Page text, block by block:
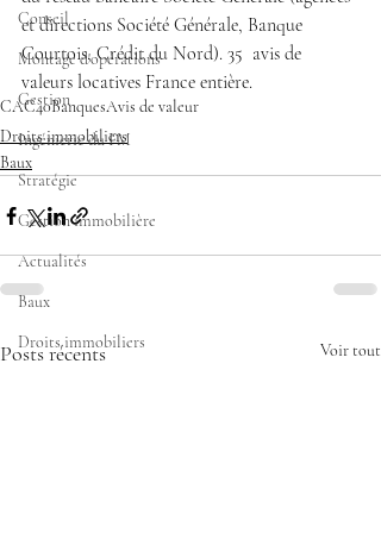
Conseil
Montage d'opérations
Gestion
Ingénierie du FM
Stratégie
Gestion immobilière
Actualités
Baux
Droits immobiliers
et directions Société Générale, Banque
Courtois, Crédit du Nord). 35  avis de
valeurs locatives France entière.
CAC40BanquesAvis de valeur
Droits immobiliers
Baux
Posts récents Voir tout